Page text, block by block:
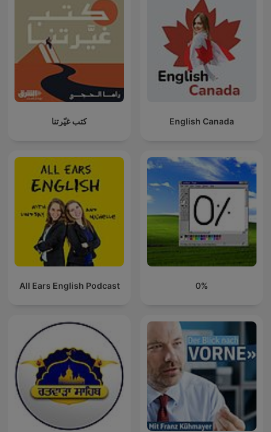
كتب غيّرتنا English Canada
All Ears English Podcast 0%